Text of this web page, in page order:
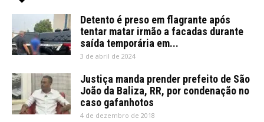
Detento é preso em flagrante após
tentar matar irmão a facadas durante
saída temporária em...
3 de abril de 2024
Justiça manda prender prefeito de São
João da Baliza, RR, por condenação no
caso gafanhotos
4 de dezembro de 2018